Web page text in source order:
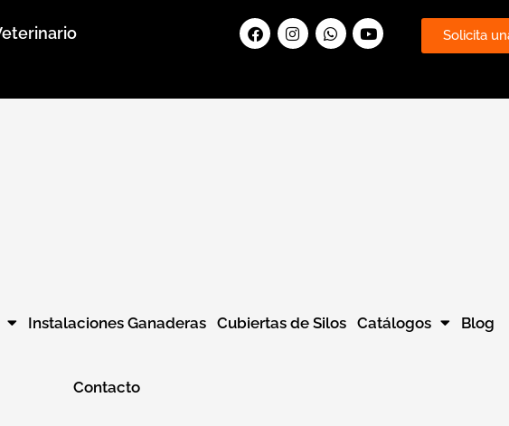
FacebookInstagram
WhatsappYoutube
Solicita
Instalaciones Ganaderas Cubiertas de Silos Catálogos Blog
Contacto